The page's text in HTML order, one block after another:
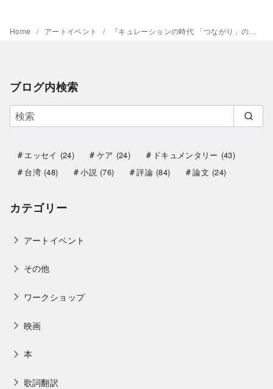
Home アートイベント 『キュレーションの時代 「つながり」の情報革命が始まる」佐々木俊尚
ブログ内検索
エッセイ (24) ケア (24) ドキュメンタリー (43)
台湾 (48) 小説 (76) 評論 (84) 論文 (24)
カテゴリー
アートイベント
その他
ワークショップ
映画
本
歌詞翻訳